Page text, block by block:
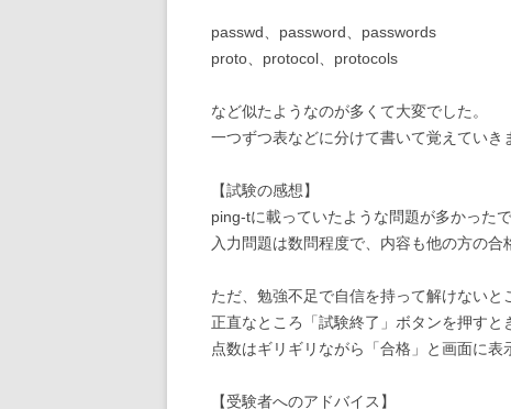
passwd、password、passwords
proto、protocol、protocols
など似たようなのが多くて大変でした。
一つずつ表などに分けて書いて覚えていき
【試験の感想】
ping-tに載っていたような問題が多かったで
入力問題は数問程度で、内容も他の方の合
ただ、勉強不足で自信を持って解けないと
正直なところ「試験終了」ボタンを押すと
点数はギリギリながら「合格」と画面に表
【受験者へのアドバイス】